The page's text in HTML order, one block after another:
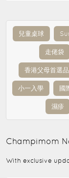
兒童桌球
走佬袋
香港父母首選
小一入學 國
濕疹
Champimom
With exclusive